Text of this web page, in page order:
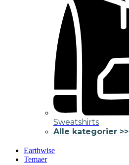
Sweatshirts
Alle kategorier >>
Earthwise
Temaer